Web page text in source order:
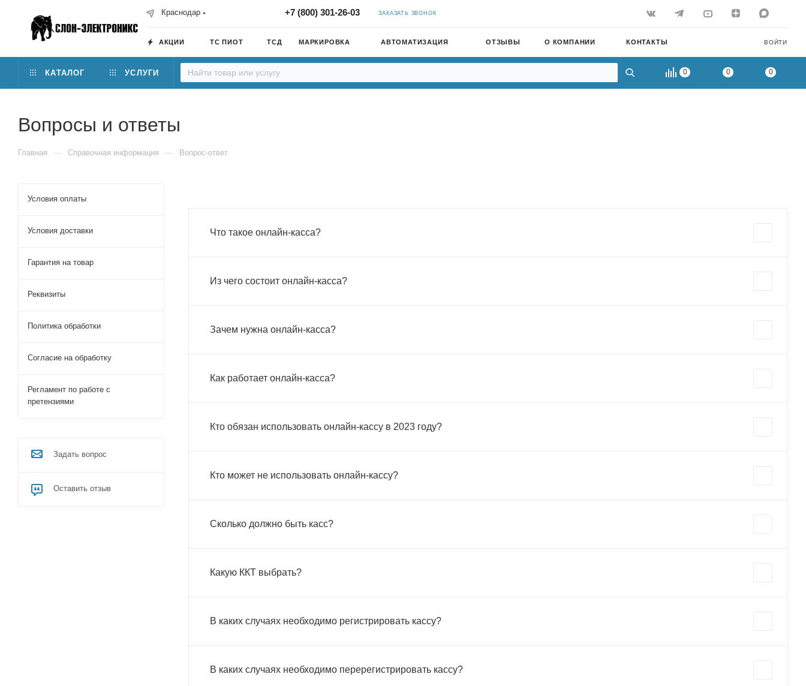
Краснодар +7 (800) 301-26-03 ЗАКАЗАТЬ ЗВОНОК
ВОЙТИ
АКЦИИ ТС ПИОТ ТСД МАРКИРОВКА АВТОМАТИЗАЦИЯ ОТЗЫВЫ О КОМПАНИИ КОНТАКТЫ
0 0 0
КАТАЛОГ УСЛУГИ
Вопросы и ответы
Главная — Справочная информация — Вопрос-ответ
Что такое онлайн-касса?
Из чего состоит онлайн-касса?
Зачем нужна онлайн-касса?
Как работает онлайн-касса?
Кто обязан использовать онлайн-кассу в 2023 году?
Кто может не использовать онлайн-кассу?
Сколько должно быть касс?
Какую ККТ выбрать?
В каких случаях необходимо регистрировать кассу?
В каких случаях необходимо перерегистрировать кассу?
Условия оплаты
Условия доставки
Гарантия на товар
Реквизиты
Политика обработки
Согласие на обработку
Регламент по работе с
претензиями
Задать вопрос
Оставить отзыв